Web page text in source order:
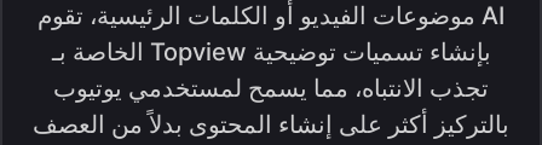
موضوعات الفيديو أو الكلمات الرئيسية، تقوم AI
الخاصة بـ Topview بإنشاء تسميات توضيحية
تجذب الانتباه، مما يسمح لمستخدمي يوتيوب
بالتركيز أكثر على إنشاء المحتوى بدلاً من العصف